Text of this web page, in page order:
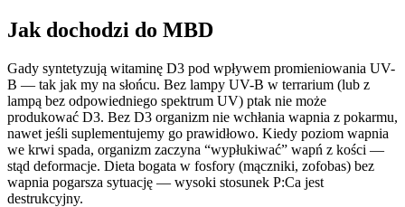
Jak dochodzi do MBD
Gady syntetyzują witaminę D3 pod wpływem promieniowania UV-
B — tak jak my na słońcu. Bez lampy UV-B w terrarium (lub z
lampą bez odpowiedniego spektrum UV) ptak nie może
produkować D3. Bez D3 organizm nie wchłania wapnia z pokarmu,
nawet jeśli suplementujemy go prawidłowo. Kiedy poziom wapnia
we krwi spada, organizm zaczyna “wypłukiwać” wapń z kości —
stąd deformacje. Dieta bogata w fosfory (mączniki, zofobas) bez
wapnia pogarsza sytuację — wysoki stosunek P:Ca jest
destrukcyjny.